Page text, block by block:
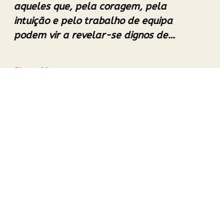
aqueles que, pela coragem, pela
intuição e pelo trabalho de equipa
podem vir a revelar-se dignos de…
Show More